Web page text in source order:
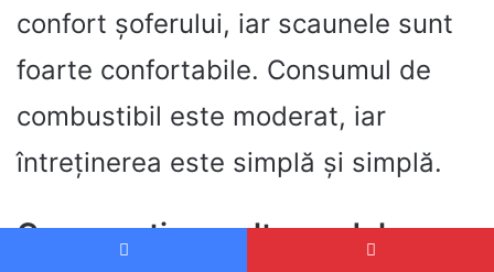
confort șoferului, iar scaunele sunt
foarte confortabile. Consumul de
combustibil este moderat, iar
întreținerea este simplă și simplă.
Comparație cu alte modele